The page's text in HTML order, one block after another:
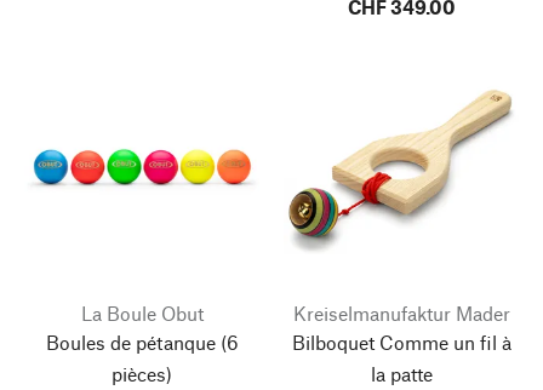
CHF 349.00
La Boule Obut
Boules de pétanque(6
pièces)
Kreiselmanufaktur Mader
Bilboquet Comme un fil à
la patte